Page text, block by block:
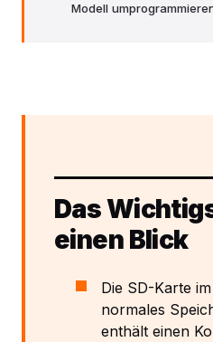
Modell
Das
einen Blick
Die SD-Karte
normales
enthält einen